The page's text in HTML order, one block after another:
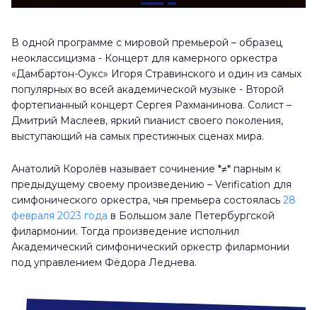
В одной программе с мировой премьерой – образец
неоклассицизма - Концерт для камерного оркестра
«Дамбартон-Оукс» Игоря Стравинского и один из самых
популярных во всей академической музыке - Второй
фортепианный концерт Сергея Рахманинова. Солист –
Дмитрий Маслеев, яркий пианист своего поколения,
выступающий на самых престижных сценах мира.
Анатолий Королёв называет сочинение *≠* парным к
предыдущему своему произведению – Verification для
симфонического оркестра, чья премьера состоялась 28
февраля 2023 года в Большом зале Петербургской
филармонии. Тогда произведение исполнил
Академический симфонический оркестр филармонии
под управлением Фёдора Леднева.